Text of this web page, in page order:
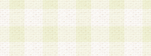
a.既に登録されている会員と同
録する場合
b.本サービスと同様のサービス
業に従事していると思われる